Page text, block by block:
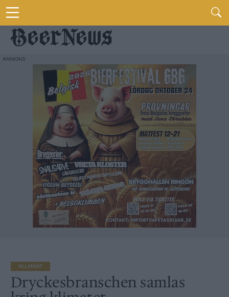
ALLMÄNT
Dryckesbranschen samlas